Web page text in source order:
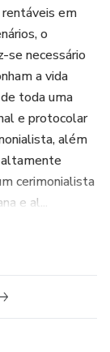
em
o
se necessário
a vida
toda uma
e protocolar
além
altamente
cerimonialista
e al...